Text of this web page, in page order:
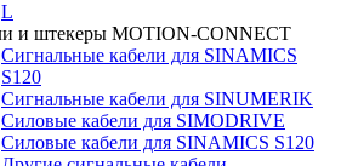
L
и штекеры MOTION-CONNECT
Сигнальные кабели для SINAMICS
S120
Сигнальные кабели для SINUMERIK
Силовые кабели для SIMODRIVE
Силовые кабели для SINAMICS S120